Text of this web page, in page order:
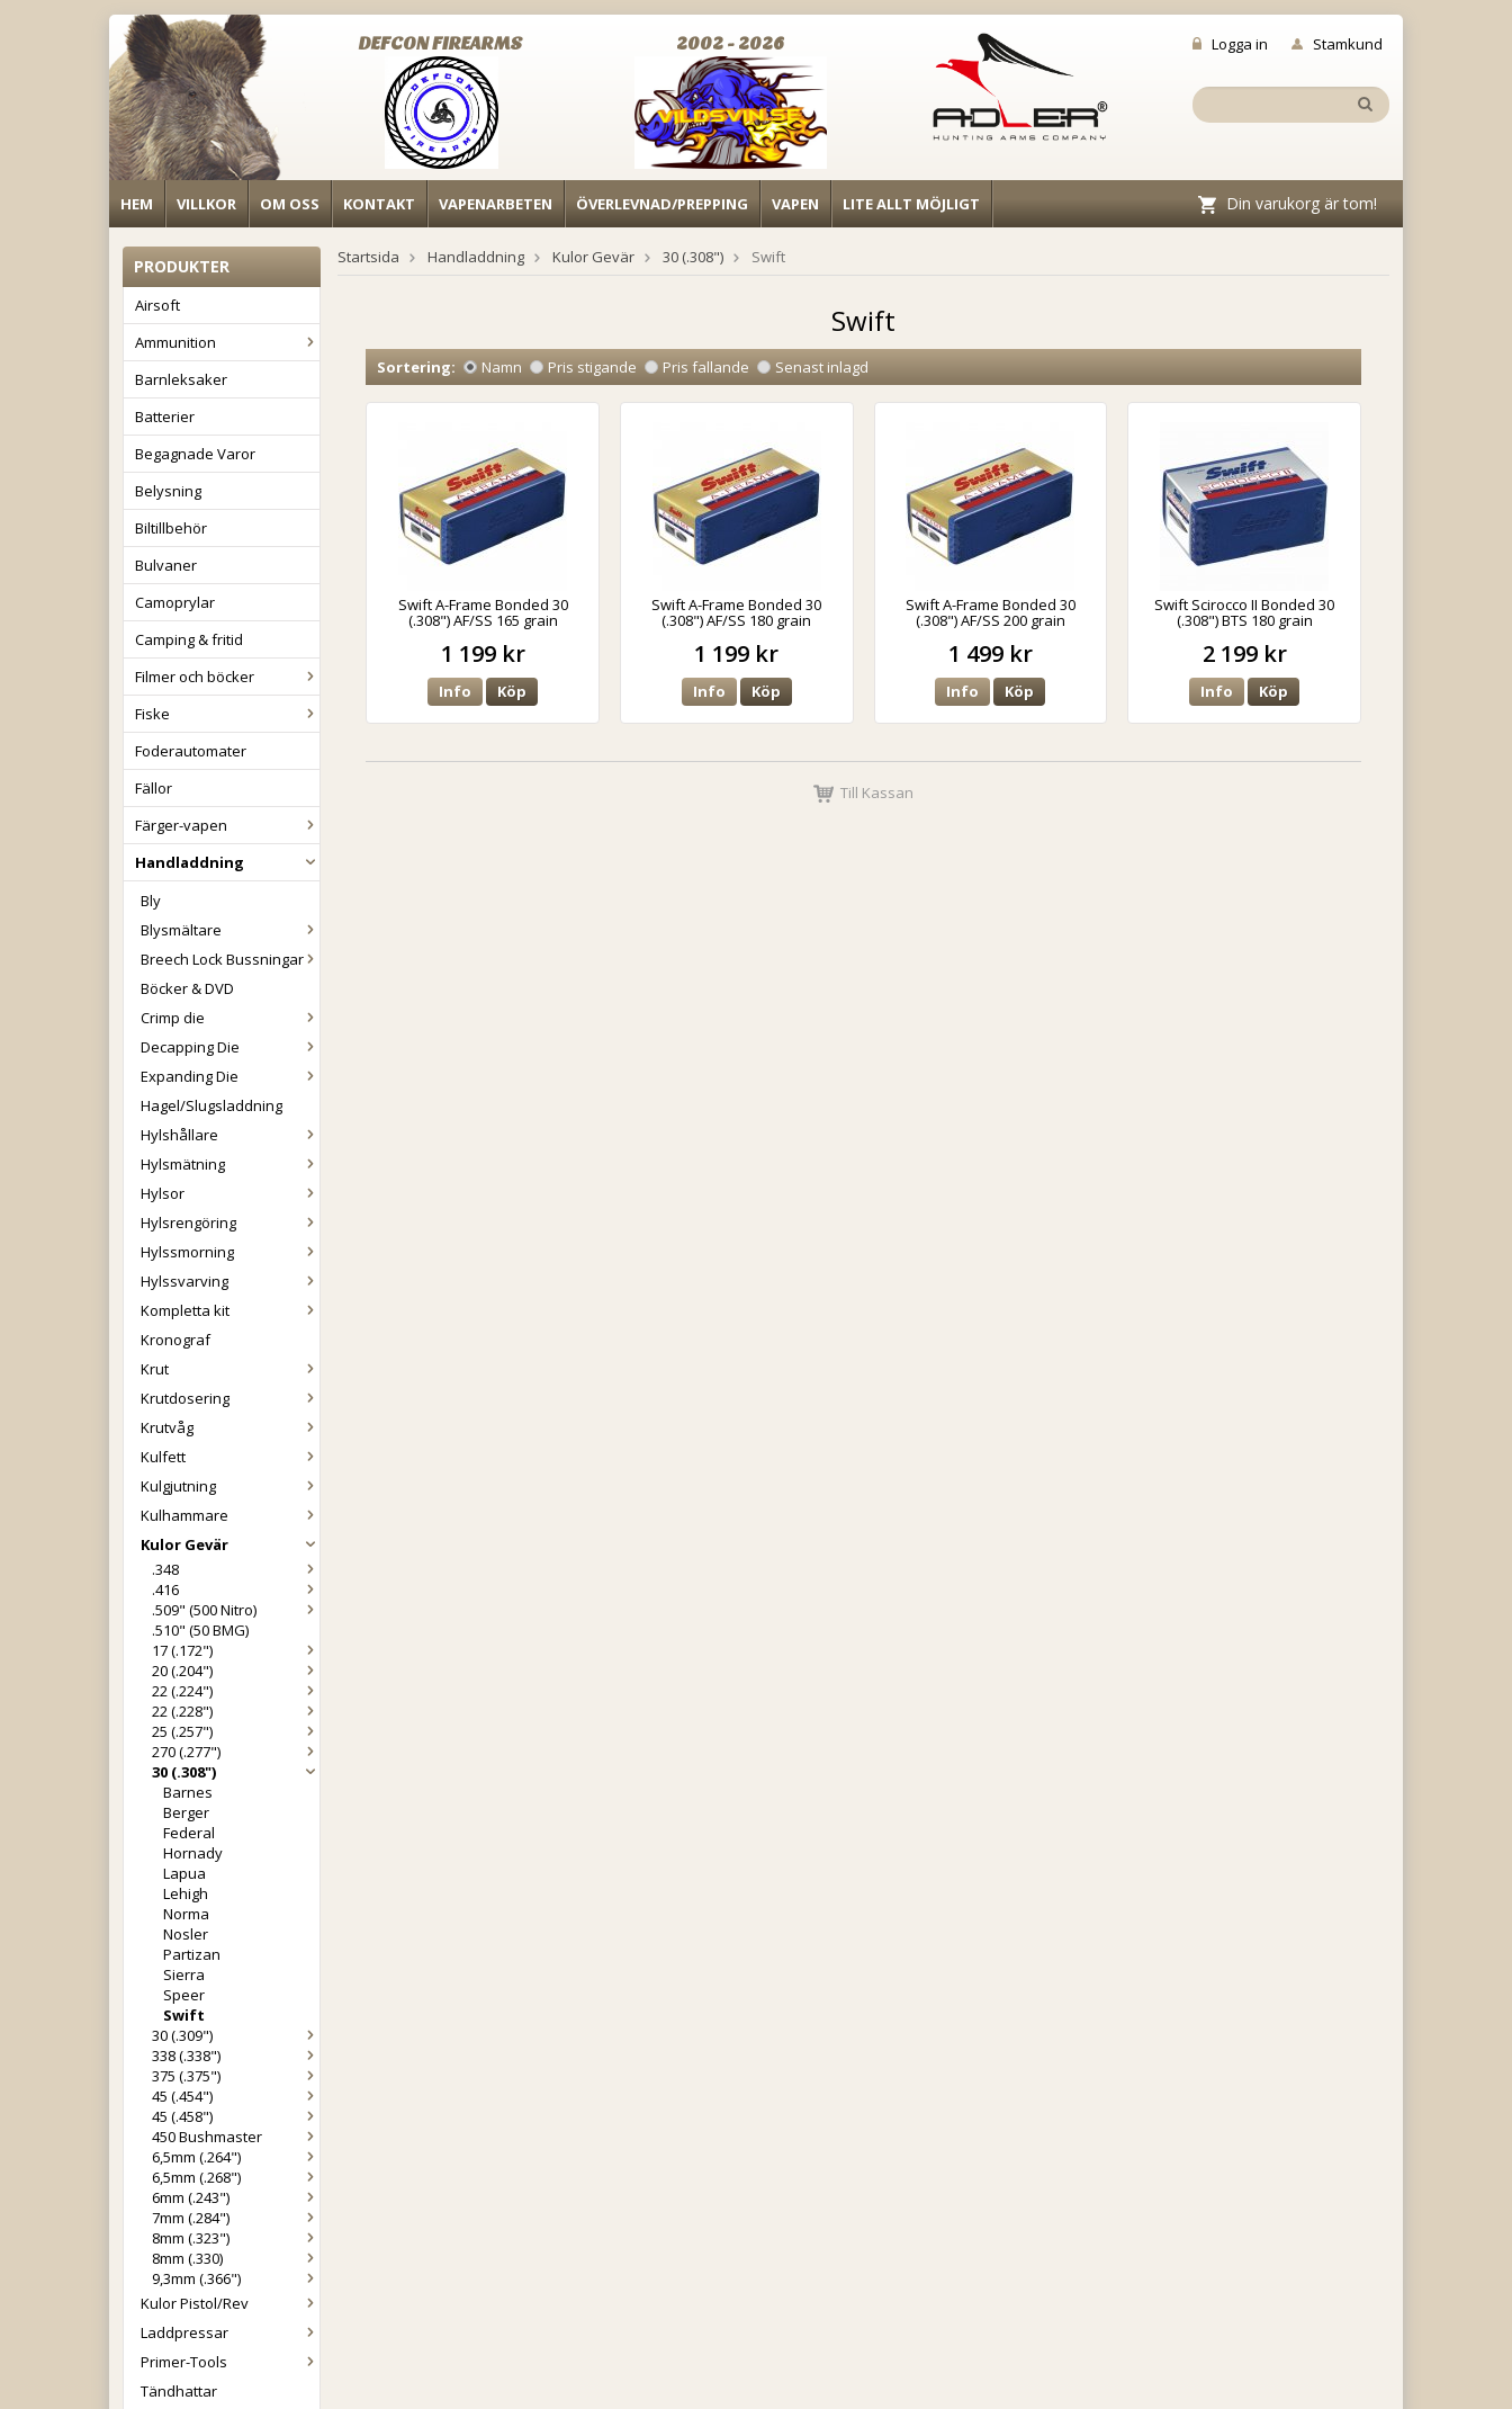
Logga in Stamkund
DEFCON FIREARMS 2002 - 2026
HEM VILLKOR OM OSS KONTAKT VAPENARBETEN ÖVERLEVNAD/PREPPING VAPEN LITE ALLT MÖJLIGT Din varukorg är tom!
PRODUKTER
Airsoft
Ammunition
Barnleksaker
Batterier
Begagnade Varor
Belysning
Biltillbehör
Bulvaner
Camoprylar
Camping & fritid
Filmer och böcker
Fiske
Foderautomater
Fällor
Färger-vapen
Handladdning
Bly
Blysmältare
Breech Lock Bussningar
Böcker & DVD
Crimp die
Decapping Die
Expanding Die
Hagel/Slugsladdning
Hylshållare
Hylsmätning
Hylsor
Hylsrengöring
Hylssmorning
Hylssvarving
Kompletta kit
Kronograf
Krut
Krutdosering
Krutvåg
Kulfett
Kulgjutning
Kulhammare
Kulor Gevär
.348
.416
.509" (500 Nitro)
.510" (50 BMG)
17 (.172")
20 (.204")
22 (.224")
22 (.228")
25 (.257")
270 (.277")
30 (.308")
Barnes
Berger
Federal
Hornady
Lapua
Lehigh
Norma
Nosler
Partizan
Sierra
Speer
Swift
30 (.309")
338 (.338")
375 (.375")
45 (.454")
45 (.458")
450 Bushmaster
6,5mm (.264")
6,5mm (.268")
6mm (.243")
7mm (.284")
8mm (.323")
8mm (.330)
9,3mm (.366")
Kulor Pistol/Rev
Laddpressar
Primer-Tools
Tändhattar
Startsida Handladdning Kulor Gevär 30 (.308") Swift
Swift
Sortering: Namn Pris stigande Pris fallande Senast inlagd
Swift A-Frame Bonded 30
(.308") AF/SS 165 grain
1 199 kr
Info Köp
Swift A-Frame Bonded 30
(.308") AF/SS 180 grain
1 199 kr
Info Köp
Swift A-Frame Bonded 30
(.308") AF/SS 200 grain
1 499 kr
Info Köp
Swift Scirocco II Bonded 30
(.308") BTS 180 grain
2 199 kr
Info Köp
Till Kassan